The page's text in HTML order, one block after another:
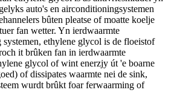
auto's en airconditioningsystemen
bûten pleatse of moatte koelje
fan wetter. Yn ierdwaarmte
ethylene glycol is de floeistof
it brûken fan in ierdwaarmte
glycol of wint enerzjy út 'e boarne
of dissipates waarmte nei de sink,
wurdt brûkt foar ferwaarming of